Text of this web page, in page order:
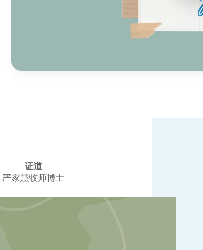
证道
严家慧牧师博士